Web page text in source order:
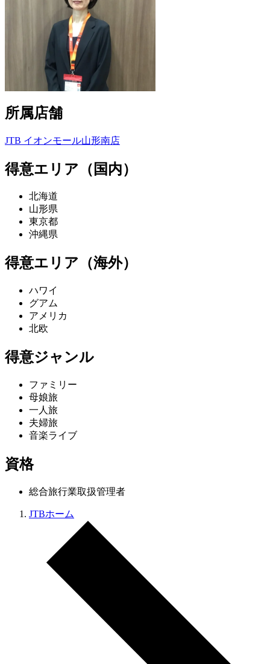
所属店舗
JTB イオンモール山形南店
得意エリア（国内）
北海道
山形県
東京都
沖縄県
得意エリア（海外）
ハワイ
グアム
アメリカ
北欧
得意ジャンル
ファミリー
母娘旅
一人旅
夫婦旅
音楽ライブ
資格
総合旅行業取扱管理者
JTBホーム